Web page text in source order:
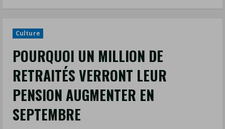
Culture
POURQUOI UN MILLION DE
RETRAITÉS VERRONT LEUR
PENSION AUGMENTER EN
SEPTEMBRE